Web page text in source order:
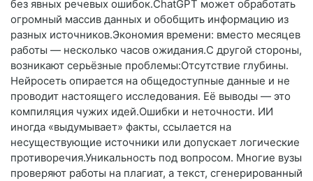
без явных речевых ошибок.ChatGPT может обработать
огромный массив данных и обобщить информацию из
разных источников.Экономия времени: вместо месяцев
работы — несколько часов ожидания.С другой стороны,
возникают серьёзные проблемы:Отсутствие глубины.
Нейросеть опирается на общедоступные данные и не
проводит настоящего исследования. Её выводы — это
компиляция чужих идей.Ошибки и неточности. ИИ
иногда «выдумывает» факты, ссылается на
несуществующие источники или допускает логические
противоречия.Уникальность под вопросом. Многие вузы
проверяют работы на плагиат, а текст, сгенерированный